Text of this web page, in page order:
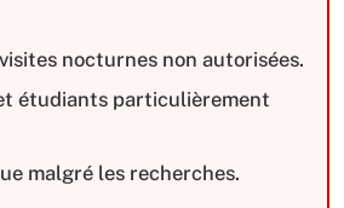
nocturnes non autorisées.
étudiants particulièrement
malgré les recherches.